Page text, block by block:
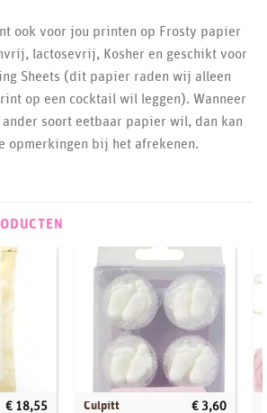
ook voor jou printen op Frosty papier
lactosevrij, Kosher en geschikt voor
Sheets (dit papier raden wij alleen
op een cocktail wil leggen). Wanneer
soort eetbaar papier wil, dan kan
opmerkingen bij het afrekenen.
€ 18,55
Culpitt
€ 3,60